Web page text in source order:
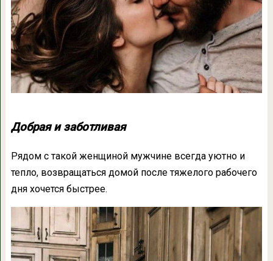
Добрая и заботливая
Рядом с такой женщиной мужчине всегда уютно и
тепло, возвращаться домой после тяжелого рабочего
дня хочется быстрее.